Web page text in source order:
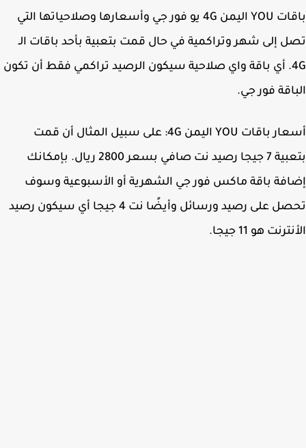
باقات YOU اليمن 4G يو فور جي وأسعارها وصلاحياتها التي
إلى شهر وتراكمية في حال قمت بتعبية بأحد باقات الـ
4G. أي باقة واي صلاحية سيكون الرصيد تراكمي فقط أن تكون
فور جي.
أسعار باقات YOU اليمن 4G: على سبيل المثال أن قمت
بتعبية 7 جيجا رصيد نت صافي بسعر 2800 ريال. بإمكانك
باقة ماكس فور جي الشهرية أو الأسبوعية وسوف
تحصل على رصيد ورسائل وأيضًا نت 4 جيجا أي سيكون رصيد
هو 11 جيجا.